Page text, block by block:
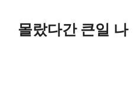
몰랐다간 큰일 나